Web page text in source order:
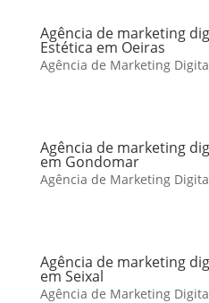
Agência de marketing
Estética em Oeiras
Agência de Marketing
Agência de marketing
em Gondomar
Agência de Marketing
Agência de marketing
em Seixal
Agência de Marketing